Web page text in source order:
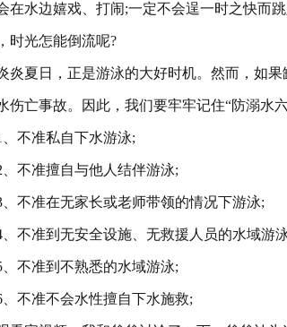
在水边嬉戏、打闹;一定不会逞一时之快而
时光怎能倒流呢?
炎夏日，正是游泳的大好时机。然而，如
伤亡事故。因此，我们要牢牢记住“防溺水六
、不准私自下水游泳;
、不准擅自与他人结伴游泳;
、不准在无家长或老师带领的情况下游泳;
、不准到无安全设施、无救援人员的水域游
、不准到不熟悉的水域游泳;
、不准不会水性擅自下水施救;